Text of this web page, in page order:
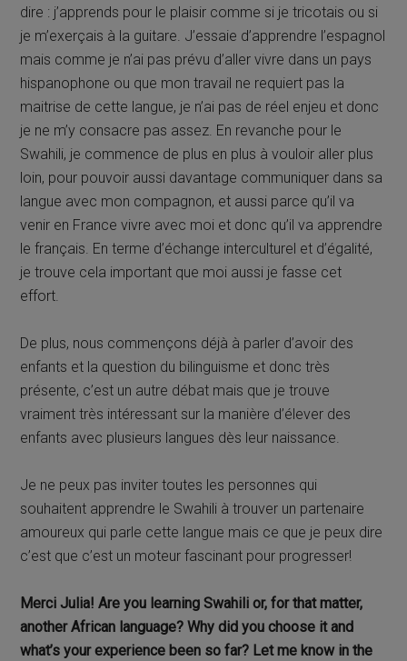
dire : j’apprends pour le plaisir comme si je tricotais ou si
je m’exerçais à la guitare. J’essaie d’apprendre l’espagnol
mais comme je n’ai pas prévu d’aller vivre dans un pays
hispanophone ou que mon travail ne requiert pas la
maitrise de cette langue, je n’ai pas de réel enjeu et donc
je ne m’y consacre pas assez. En revanche pour le
Swahili, je commence de plus en plus à vouloir aller plus
loin, pour pouvoir aussi davantage communiquer dans sa
langue avec mon compagnon, et aussi parce qu’il va
venir en France vivre avec moi et donc qu’il va apprendre
le français. En terme d’échange interculturel et d’égalité,
je trouve cela important que moi aussi je fasse cet
effort.
De plus, nous commençons déjà à parler d’avoir des
enfants et la question du bilinguisme et donc très
présente, c’est un autre débat mais que je trouve
vraiment très intéressant sur la manière d’élever des
enfants avec plusieurs langues dès leur naissance.
Je ne peux pas inviter toutes les personnes qui
souhaitent apprendre le Swahili à trouver un partenaire
amoureux qui parle cette langue mais ce que je peux dire
c’est que c’est un moteur fascinant pour progresser!
Merci Julia! Are you learning Swahili or, for that matter,
another African language? Why did you choose it and
what’s your experience been so far? Let me know in the